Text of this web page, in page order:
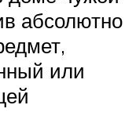
абсолютно
или